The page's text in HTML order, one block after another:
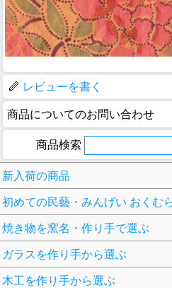
レビューを書く
商品についてのお問い合わせ
商品検索
新入荷の商品
初めての民藝・みんげい おくむ
焼き物を窯名・作り手で選ぶ
ガラスを作り手から選ぶ
木工を作り手から選ぶ